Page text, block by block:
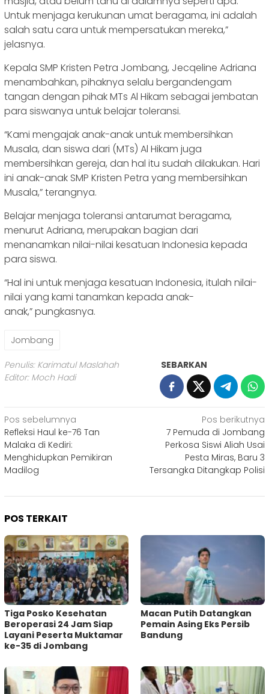
Untuk menjaga kerukunan umat beragama, ini adalah
salah satu cara untuk mempersatukan mereka,”
jelasnya.
Kepala SMP Kristen Petra Jombang, Jecqeline Adriana
menambahkan, pihaknya selalu bergandengam
tangan dengan pihak MTs Al Hikam sebagai jembatan
para siswanya untuk belajar toleransi.
“Kami mengajak anak-anak untuk membersihkan
Musala, dan siswa dari (MTs) Al Hikam juga
membersihkan gereja, dan hal itu sudah dilakukan. Hari
ini anak-anak SMP Kristen Petra yang membersihkan
Musala,” terangnya.
Belajar menjaga toleransi antarumat beragama,
menurut Adriana, merupakan bagian dari
menanamkan nilai-nilai kesatuan Indonesia kepada
para siswa.
“Hal ini untuk menjaga kesatuan Indonesia, itulah nilai-
nilai yang kami tanamkan kepada anak-
anak,” pungkasnya.
Jombang
Penulis: Karimatul Maslahah
Editor: Moch Hadi
SEBARKAN
Navigasi
pos
Pos sebelumnya
Refleksi Haul ke-76 Tan
Malaka di Kediri:
Menghidupkan Pemikiran
Madilog
Pos berikutnya
7 Pemuda di Jombang
Perkosa Siswi Aliah Usai
Pesta Miras, Baru 3
Tersangka Ditangkap Polisi
POS TERKAIT
Tiga Posko Kesehatan
Beroperasi 24 Jam Siap
Layani Peserta Muktamar
ke-35 di Jombang
Macan Putih Datangkan
Pemain Asing Eks Persib
Bandung